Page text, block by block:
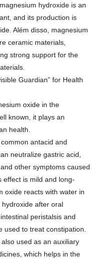
magnesium hydroxide is an
, and its production is
. Além disso, magnesium
ceramic materials,
strong support for the
.
Guardian” for Health
oxide in the
known
it plays an
health
antacid and
neutralize gastric acid
other symptoms caused
effect is mild and long-
oxide reacts with water in
after oral
peristalsis and
used to treat constipation
used as an auxiliary
, which helps in the